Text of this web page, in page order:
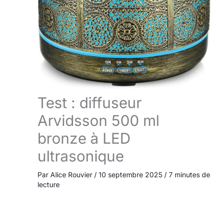
Test : diffuseur
Arvidsson 500 ml
bronze à LED
ultrasonique
Par Alice Rouvier / 10 septembre 2025 / 7 minutes de
lecture